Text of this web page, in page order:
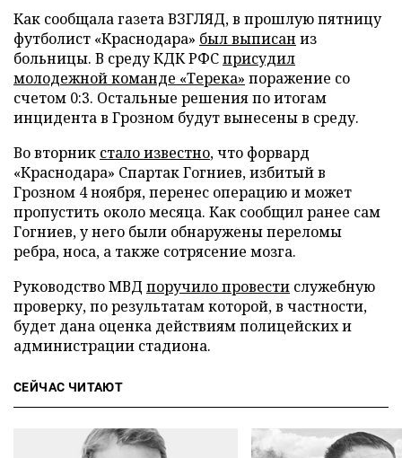
Как сообщала газета ВЗГЛЯД, в прошлую пятницу
футболист «Краснодара» был выписан из
больницы. В среду КДК РФСприсудил
молодежной команде «Терека» поражение со
счетом 0:3. Остальные решения по итогам
инцидента в Грозном будут вынесены в среду.
Во вторник стало известно, что форвард
«Краснодара» Спартак Гогниев, избитый в
Грозном 4 ноября, перенес операцию и может
пропустить около месяца. Как сообщил ранее сам
Гогниев, у него были обнаружены переломы
ребра, носа, а также сотрясение мозга.
Руководство МВД поручило провести служебную
проверку, по результатам которой, в частности,
будет дана оценка действиям полицейских и
администрации стадиона.
СЕЙЧАС ЧИТАЮТ